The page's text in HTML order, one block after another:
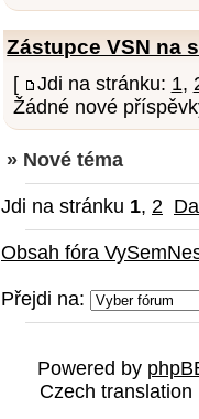
Zástupce VSN na
[ Jdi na stránku: 1,
Žádné nové
» Nové téma
Jdi na stránku 1, 2
Obsah fóra
Přejdi na:
Powered by
Czech translation